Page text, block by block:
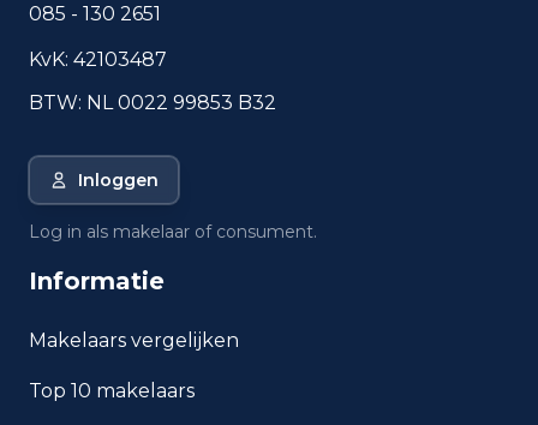
Korte antwoorden op basis van actuele
vergelijking van de woonomgeving.
Roosendaal?
waarde in Roosendaal?
inkomen per inwoner in
Roosendaal?
085 - 130 2651
KvK: 42103487
BTW: NL 0022 99853 B32
Inloggen
Log in als makelaar of consument.
Informatie
Makelaars vergelijken
Top 10 makelaars